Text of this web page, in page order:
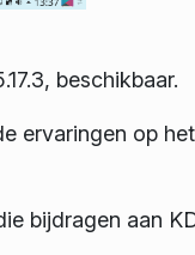
beschikbaar.
ervaringen op
bijdragen aan